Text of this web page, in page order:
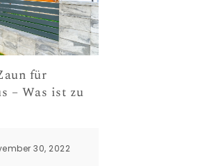
für
– Was ist zu
30, 2022